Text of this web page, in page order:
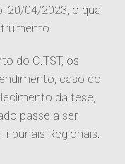
20/04/2023, o qual
do C.TST, os
caso do
da tese,
passe a ser
Regionais.